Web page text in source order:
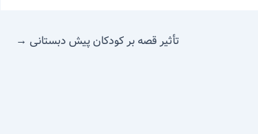
تأثیر قصه بر کودکان پیش دبستانی →